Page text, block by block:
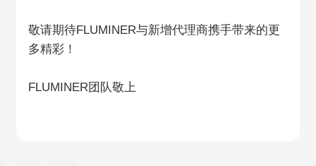
敬请期待FLUMINER与新增代理商携手带来的更
多精彩！
FLUMINER团队敬上